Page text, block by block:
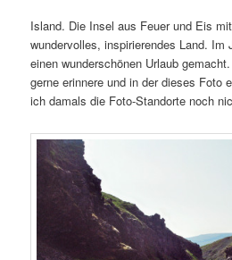
Island. Die Insel aus Feuer und Eis
wundervolles, inspirierendes Land. Im
einen wunderschönen Urlaub
gerne erinnere und in der dieses Foto
ich damals die Foto-Standorte noch